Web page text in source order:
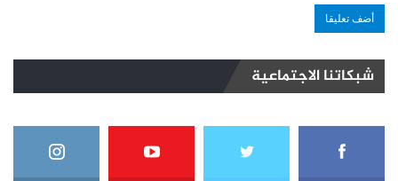
شبكاتنا الاجتماعية